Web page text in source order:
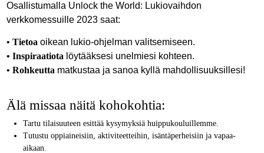
Osallistumalla Unlock the World: Lukiovaihdon
verkkomessuille 2023 saat:
• Tietoa oikean lukio-ohjelman valitsemiseen.
• Inspiraatiota löytääksesi unelmiesi kohteen.
• Rohkeutta matkustaa ja sanoa kyllä mahdollisuuksillesi!
Älä missaa näitä kohokohtia:
Tartu tilaisuuteen esittää kysymyksiä huippukouluillemme.
Tutustu oppiaineisiin, aktiviteetteihin, isäntäperheisiin ja vapaa-
aikaan.